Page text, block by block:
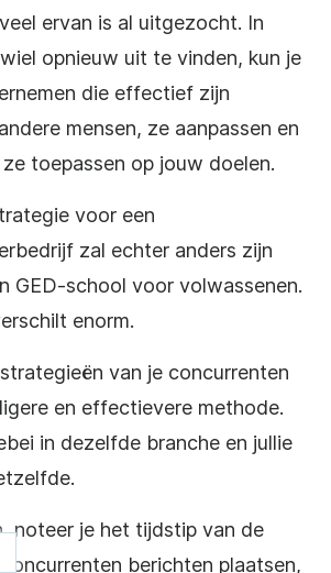
ervan is al uitgezocht. In
opnieuw uit te vinden, kun je
die effectief zijn
mensen, ze aanpassen en
toepassen op jouw doelen.
voor een
zal echter anders zijn
GED-school voor volwassenen.
enorm.
van je concurrenten
en effectievere methode.
in dezelfde branche en jullie
noteer je het tijdstip van de
berichten plaatsen,